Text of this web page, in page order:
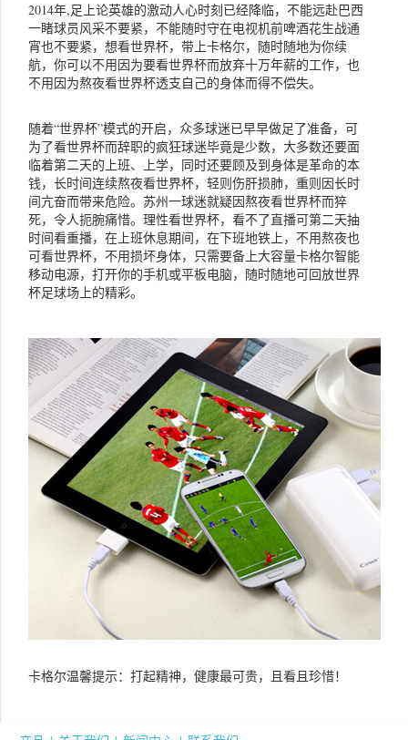
2014年,足上论英雄的激动人心时刻已经降临，不能远赴巴西
一睹球员风采不要紧，不能随时守在电视机前啤酒花生战通
宵也不要紧，想看世界杯，带上卡格尔，随时随地为你续
航，你可以不用因为要看世界杯而放弃十万年薪的工作，也
不用因为熬夜看世界杯透支自己的身体而得不偿失。
随着“世界杯”模式的开启，众多球迷已早早做足了准备，可
为了看世界杯而辞职的疯狂球迷毕竟是少数，大多数还要面
临着第二天的上班、上学，同时还要顾及到身体是革命的本
钱，长时间连续熬夜看世界杯，轻则伤肝损肺，重则因长时
间亢奋而带来危险。苏州一球迷就疑因熬夜看世界杯而猝
死，令人扼腕痛惜。理性看世界杯，看不了直播可第二天抽
时间看重播，在上班休息期间，在下班地铁上，不用熬夜也
可看世界杯，不用损坏身体，只需要备上大容量卡格尔智能
移动电源，打开你的手机或平板电脑，随时随地可回放世界
杯足球场上的精彩。
卡格尔温馨提示：打起精神，健康最可贵，且看且珍惜！